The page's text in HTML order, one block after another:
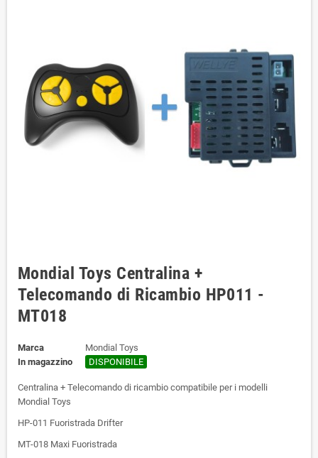
Mondial Toys Centralina +
Telecomando di Ricambio HP011 -
MT018
Marca
Mondial Toys
In magazzino
DISPONIBILE
Centralina + Telecomando di ricambio compatibile per i modelli
Mondial Toys
HP-011 Fuoristrada Drifter
MT-018 Maxi Fuoristrada